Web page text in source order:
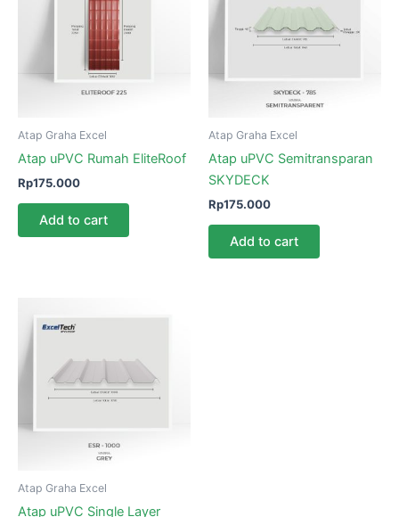
Atap Graha Excel
Atap uPVC Rumah EliteRoof
Rp175.000
Add to cart
Atap Graha Excel
Atap uPVC Semitransparan
SKYDECK
Rp175.000
Add to cart
Atap Graha Excel
Atap uPVC Single Layer